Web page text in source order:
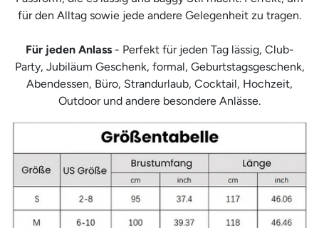
für den Alltag sowie jede andere Gelegenheit zu tragen.
Für jeden Anlass- Perfekt für jeden Tag lässig, Club-
Party, Jubiläum Geschenk, formal, Geburtstagsgeschenk,
Abendessen, Büro, Strandurlaub, Cocktail, Hochzeit,
Outdoor und andere besondere Anlässe.